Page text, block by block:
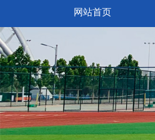
网站首页